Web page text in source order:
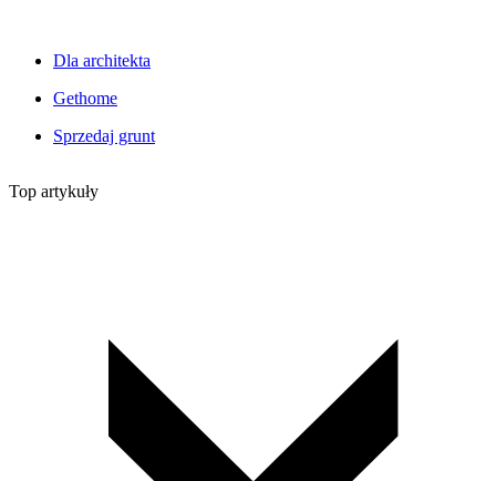
Dla architekta
Gethome
Sprzedaj grunt
Top artykuły